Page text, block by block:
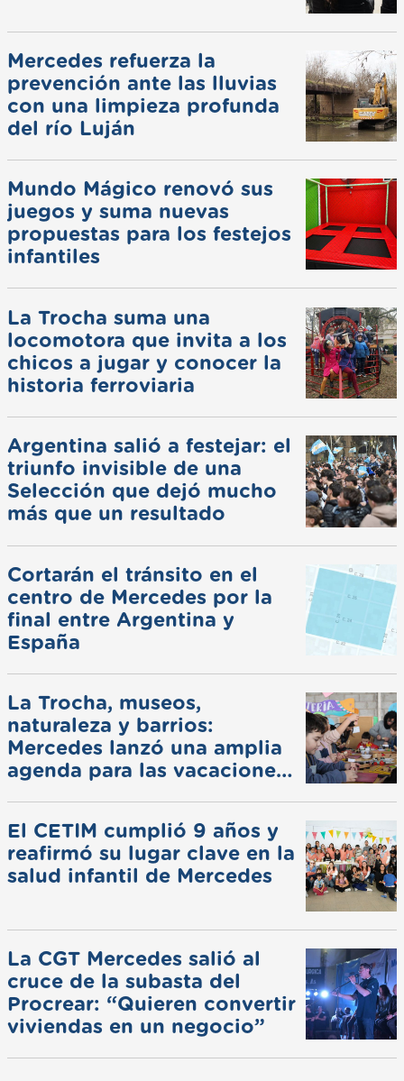
Mercedes refuerza la
prevención ante las lluvias
con una limpieza profunda
del río Luján
Mundo Mágico renovó sus
juegos y suma nuevas
propuestas para los festejos
infantiles
La Trocha suma una
locomotora que invita a los
chicos a jugar y conocer la
historia ferroviaria
Argentina salió a festejar: el
triunfo invisible de una
Selección que dejó mucho
más que un resultado
Cortarán el tránsito en el
centro de Mercedes por la
final entre Argentina y
España
La Trocha, museos,
naturaleza y barrios:
Mercedes lanzó una amplia
agenda para las vacaciones
El CETIM cumplió 9 años y
reafirmó su lugar clave en la
salud infantil de Mercedes
La CGT Mercedes salió al
cruce de la subasta del
Procrear: “Quieren convertir
viviendas en un negocio”